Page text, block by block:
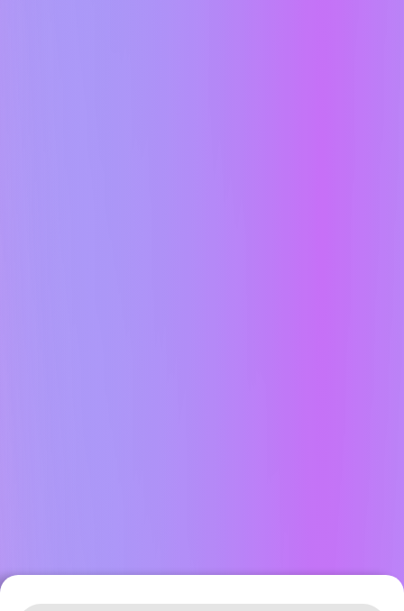
Leaflet